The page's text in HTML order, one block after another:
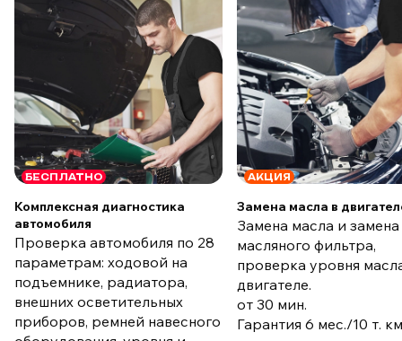
БЕСПЛАТНО
Комплексная диагностика
автомобиля
Проверка автомобиля по 28
параметрам: ходовой на
подъемнике, радиатора,
внешних осветительных
приборов, ремней навесного
АКЦИЯ
Замена масла в
Замена масла и замена
масляного фильтра,
проверка уровня
двигателе.
от 30 мин.
Гарантия 6 мес./10 т.